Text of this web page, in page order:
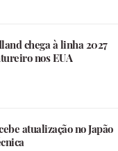
chega à linha 2027
nos EUA
atualização no Japão